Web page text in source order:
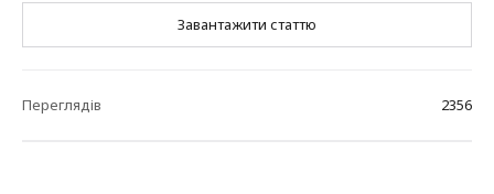
Завантажити статтю
Переглядів 2356